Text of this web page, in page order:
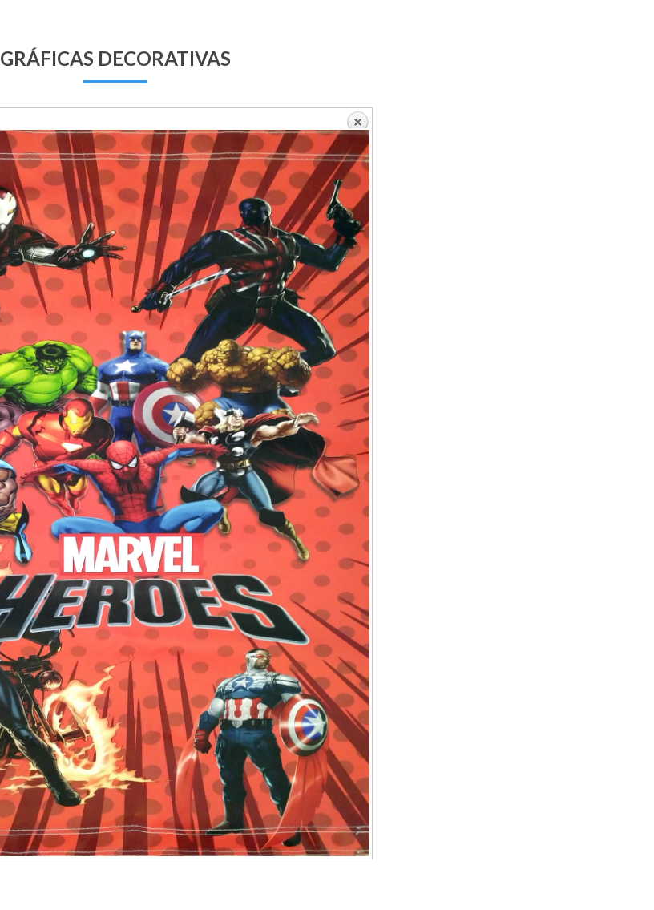
GRÁFICAS DECORATIVAS